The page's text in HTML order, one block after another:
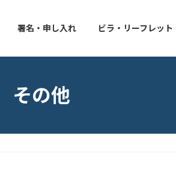
署名・申し入れ ビラ・リーフレット
その他